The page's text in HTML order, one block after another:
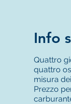
Info
Quattro
quattro
misura
Prezzo